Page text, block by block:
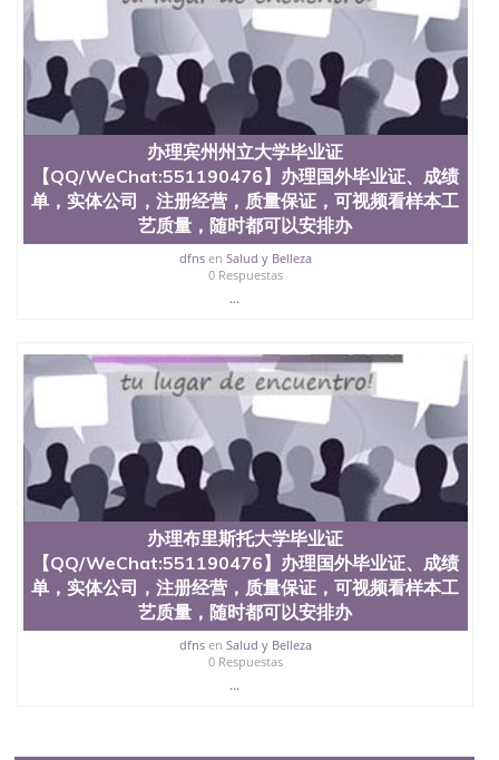
办理宾州州立大学毕业证
【QQ/WeChat:551190476】办理国外毕业证、成绩
单，实体公司，注册经营，质量保证，可视频看样本工
艺质量，随时都可以安排办
dfnsen Salud y Belleza
0 Respuestas
...
办理布里斯托大学毕业证
【QQ/WeChat:551190476】办理国外毕业证、成绩
单，实体公司，注册经营，质量保证，可视频看样本工
艺质量，随时都可以安排办
dfnsen Salud y Belleza
0 Respuestas
...